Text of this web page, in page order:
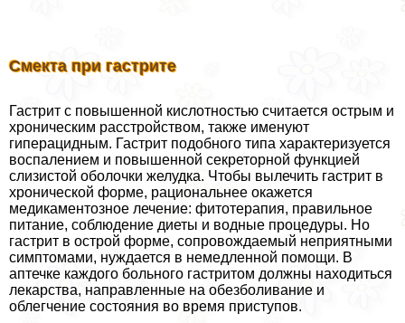
Смекта при гастрите
Гастрит с повышенной кислотностью считается острым и
хроническим расстройством, также именуют
гиперацидным. Гастрит подобного типа хаpaктеризуется
воспалением и повышенной секреторной функцией
слизистой оболочки желудка. Чтобы вылечить гастрит в
хронической форме, рациональнее окажется
медикаментозное лечение: фитотерапия, правильное
питание, соблюдение диеты и водные процедуры. Но
гастрит в острой форме, сопровождаемый неприятными
симптомами, нуждается в немедленной помощи. В
аптечке каждого больного гастритом должны находиться
лекарства, направленные на обезболивание и
облегчение состояния во время приступов.